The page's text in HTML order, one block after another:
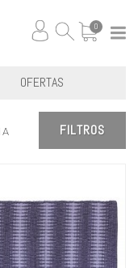
0
OFERTAS
FILTROS